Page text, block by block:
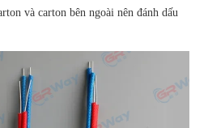
và carton bên ngoài nên đánh dấu